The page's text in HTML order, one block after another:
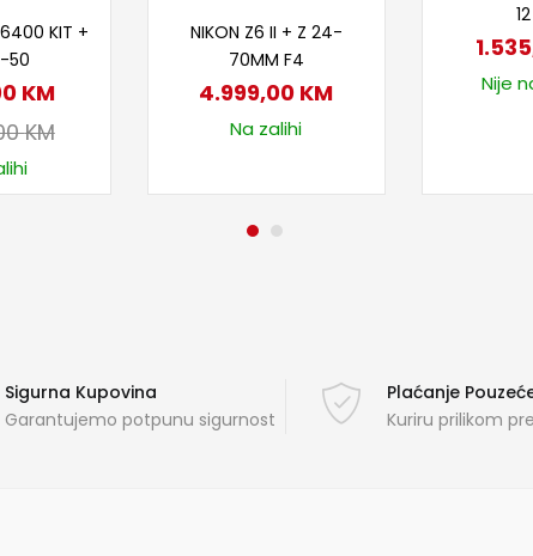
6400 KIT +
50
KM
KM
NIKON Z6 II + Z 24-
70MM F4
4.999,00 KM
Na zalihi
Nije
Sigurna Kupovina
Garantujemo potpunu sigurnost
Plaćanje
Kuriru prilikom